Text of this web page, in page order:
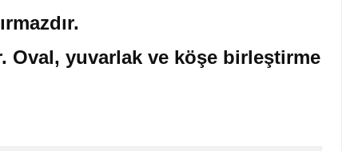
Oval, yuvarlak ve köşe birleştirme